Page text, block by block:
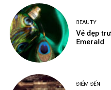
BEAUTY
Vẻ đẹp
Emerald
ĐIỂM ĐẾN